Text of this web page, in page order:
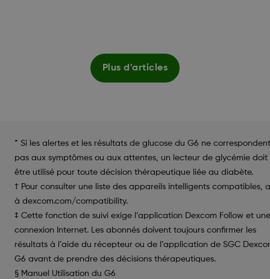
Plus d'articles
* Si les alertes et les résultats de glucose du G6 ne correspondent
pas aux symptômes ou aux attentes, un lecteur de glycémie doit
être utilisé pour toute décision thérapeutique liée au diabète.
† Pour consulter une liste des appareils intelligents compatibles,
à dexcom.com/compatibility.
‡ Cette fonction de suivi exige l’application Dexcom Follow et une
connexion Internet. Les abonnés doivent toujours confirmer les
résultats à l’aide du récepteur ou de l’application de SGC
G6 avant de prendre des décisions thérapeutiques.
§ Manuel Utilisation du G6